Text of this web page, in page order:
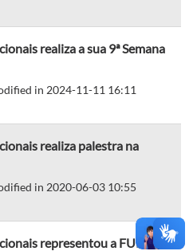
realiza a sua 9ª Semana
in 2024-11-11 16:11
realiza palestra na
in 2020-06-03 10:55
representou a FURG em